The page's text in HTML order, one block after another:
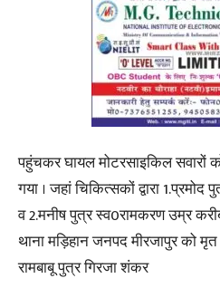
पहुंचकर घायल मोटरसाइकिल सवारों
गया । जहां चिकित्सकों द्वारा 1.प्रमोद
व 2.मनीष पुत्र स्व0रामकरण उम्र
थाना मड़िहान जनपद मीरजापुर को
रामबाबू पुत्र गिरजा शंकर